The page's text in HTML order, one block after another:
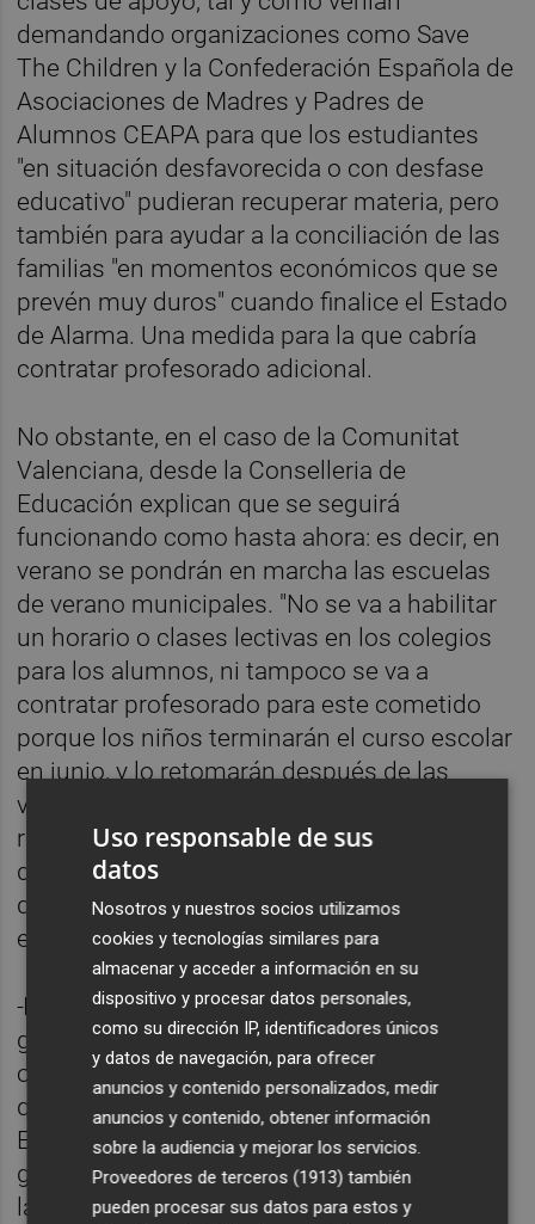
demandando organizaciones como Save
The Children y la Confederación Española de
Asociaciones de Madres y Padres de
Alumnos CEAPA para que los estudiantes
"en situación desfavorecida o con desfase
educativo" pudieran recuperar materia, pero
también para ayudar a la conciliación de las
familias "en momentos económicos que se
prevén muy duros" cuando finalice el Estado
de Alarma. Una medida para la que cabría
contratar profesorado adicional.
No obstante, en el caso de la Comunitat
Valenciana, desde la Conselleria de
Educación explican que se seguirá
funcionando como hasta ahora: es decir, en
verano se pondrán en marcha las escuelas
de verano municipales. "No se va a habilitar
un horario o clases lectivas en los colegios
para los alumnos, ni tampoco se va a
contratar profesorado para este cometido
porque los niños terminarán el curso escolar
en junio, y lo retomarán después de las
vacaciones de verano atendiendo a las
recuperaciones que deban realizar", explican
desde el departamento de Campanar. "Lo
que funcionará, como cada año, son les
escoletes d'estiu", concluyen.
-Repetición "excepcional". Como norma
general, todos los alumnos promocionarán;
o lo que es lo mismo, pasarán de curso. Lo
que no significa, aclaran desde
Educación, que tendrán un aprobado
general, pues los estudiantes no van a tener
la misma nota, sino que se evaluará
Uso responsable de sus
datos
Nosotros y nuestros socios utilizamos
cookies y tecnologías similares para
almacenar y acceder a información en su
dispositivo y procesar datos personales,
como su dirección IP, identificadores únicos
y datos de navegación, para ofrecer
anuncios y contenido personalizados, medir
anuncios y contenido, obtener información
sobre la audiencia y mejorar los servicios.
Proveedores de terceros (1913) también
pueden procesar sus datos para estos y